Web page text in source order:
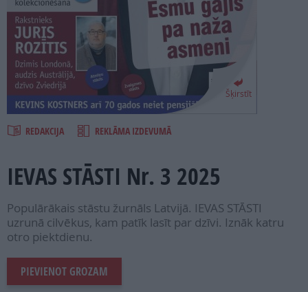
SEARCH
Šķirstīt
REDAKCIJA REKLĀMA IZDEVUMĀ
IEVAS STĀSTI Nr. 3 2025
Populārākais stāstu žurnāls Latvijā. IEVAS STĀSTI
uzrunā cilvēkus, kam patīk lasīt par dzīvi. Iznāk katru
otro piektdienu.
PIEVIENOT GROZAM